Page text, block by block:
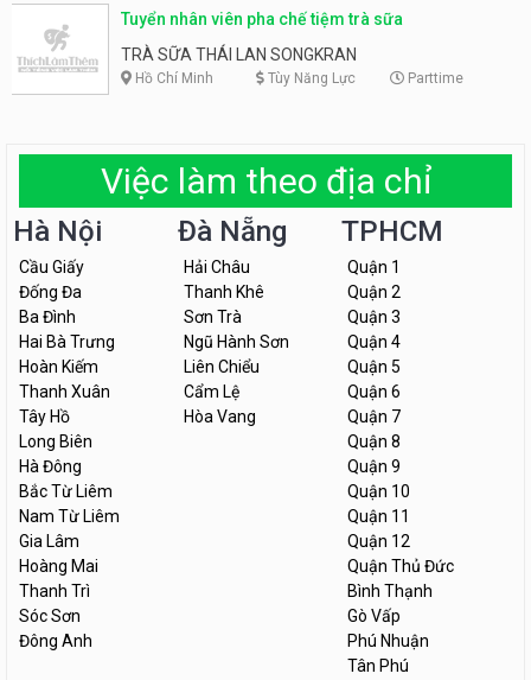
Tuyển nhân viên pha chế tiệm trà sữa
TRÀ SỮA THÁI LAN SONGKRAN
Hồ Chí Minh Tùy Năng Lực Parttime
Việc làm theo địa chỉ
Hà Nội
Cầu Giấy
Đống Đa
Ba Đình
Hai Bà Trưng
Hoàn Kiếm
Thanh Xuân
Tây Hồ
Long Biên
Hà Đông
Bắc Từ Liêm
Nam Từ Liêm
Gia Lâm
Hoàng Mai
Thanh Trì
Sóc Sơn
Đông Anh
Đà Nẵng
Hải Châu
Thanh Khê
Sơn Trà
Ngũ Hành Sơn
Liên Chiểu
Cẩm Lệ
Hòa Vang
TPHCM
Quận 1
Quận 2
Quận 3
Quận 4
Quận 5
Quận 6
Quận 7
Quận 8
Quận 9
Quận 10
Quận 11
Quận 12
Quận Thủ Đức
Bình Thạnh
Gò Vấp
Phú Nhuận
Tân Phú